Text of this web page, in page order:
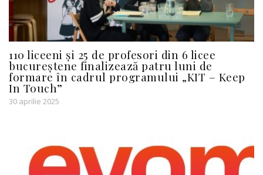
110 liceeni și 25 de profesori din 6 licee
bucureștene finalizează patru luni de
formare în cadrul programului „KIT – Keep
In Touch”
30 aprilie 2025